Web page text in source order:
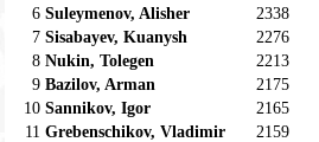
6 Suleymenov, Alisher 2338
7 Sisabayev, Kuanysh 2276
8 Nukin, Tolegen 2213
9 Bazilov, Arman 2175
10 Sannikov, Igor 2165
11 Grebenschikov, Vladimir 2159